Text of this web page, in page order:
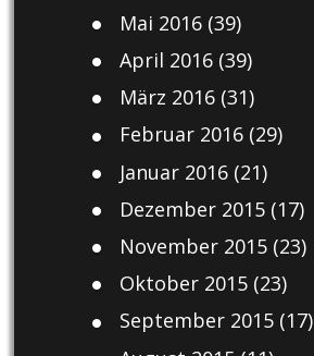
Mai 2016(39)
April 2016(39)
März 2016(31)
Februar 2016(29)
Januar 2016(21)
Dezember 2015(17)
November 2015(23)
Oktober 2015(23)
September 2015(17)